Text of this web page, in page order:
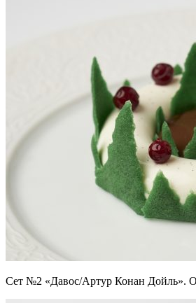
Сет №2 «Давос/Артур Конан Дойль».